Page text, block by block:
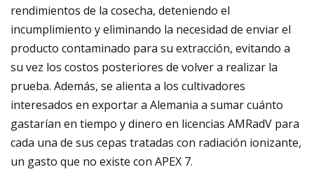
rendimientos de la cosecha, deteniendo el
incumplimiento y eliminando la necesidad de enviar el
producto contaminado para su extracción, evitando a
su vez los costos posteriores de volver a realizar la
prueba. Además, se alienta a los cultivadores
interesados en exportar a Alemania a sumar cuánto
gastarían en tiempo y dinero en licencias AMRadV para
cada una de sus cepas tratadas con radiación ionizante,
un gasto que no existe con APEX 7.